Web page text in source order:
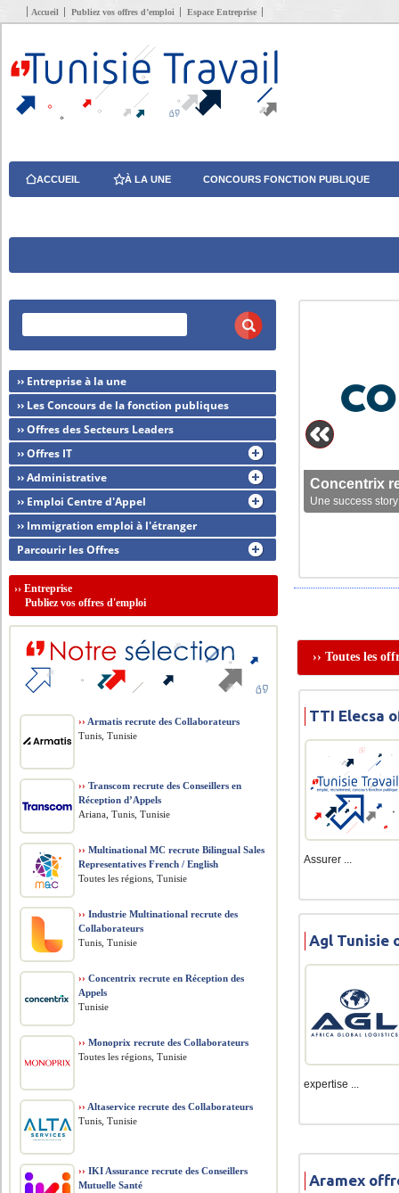
Accueil Publiez vos offres d’emploi Espace Entreprise
ACCUEIL À LA UNE CONCOURS FONCTION PUBLIQUE
Concentrix
Une success
›› Toutes les
TTI Elecsa
Assurer ...
Agl Tunisie
expertise ...
Aramex
›› Entreprise à la une
›› Les Concours de la fonction publiques
›› Offres des Secteurs Leaders
›› Offres IT
›› Administrative
›› Emploi Centre d'Appel
›› Immigration emploi à l'étranger
Parcourir les Offres
››Entreprise
Publiez vos offres d'emploi
›› Armatis recrute des Collaborateurs
Tunis, Tunisie
›› Transcom recrute des Conseillers en
Réception d’Appels
Ariana, Tunis, Tunisie
›› Multinational MC recrute Bilingual Sales
Representatives French / English
Toutes les régions, Tunisie
›› Industrie Multinational recrute des
Collaborateurs
Tunis, Tunisie
›› Concentrix recrute en Réception des
Appels
Tunisie
›› Monoprix recrute des Collaborateurs
Toutes les régions, Tunisie
›› Altaservice recrute des Collaborateurs
Tunis, Tunisie
›› IKI Assurance recrute des Conseillers
Mutuelle Santé